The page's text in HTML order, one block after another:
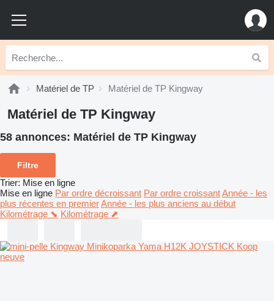
Matériel de TP Matériel de TP Kingway
Matériel de TP Kingway
58 annonces: Matériel de TP Kingway
Filtre
Trier: Mise en ligne
Mise en ligne Par ordre décroissant Par ordre croissantAnnée - les
plus récentes en premierAnnée - les plus anciens au début
Kilométrage ⬊ Kilométrage ⬈